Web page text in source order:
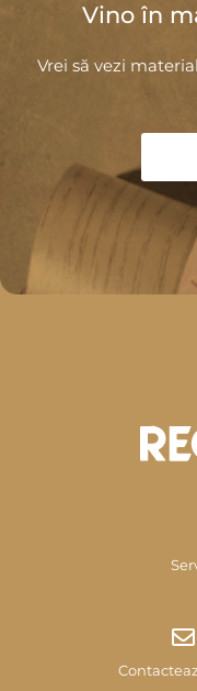
Vino în
Vrei să vezi